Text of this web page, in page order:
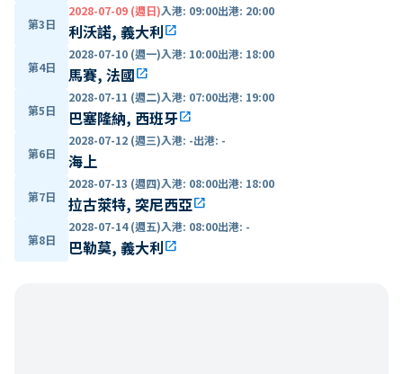
第3日
2028-07-09 (週日)入港: 09:00出港: 20:00
利沃諾, 義大利open_in_new
第4日
2028-07-10 (週一)入港: 10:00出港: 18:00
馬賽, 法國open_in_new
第5日
2028-07-11 (週二)入港: 07:00出港: 19:00
巴塞隆納, 西班牙open_in_new
第6日
2028-07-12 (週三)入港: -出港: -
海上
第7日
2028-07-13 (週四)入港: 08:00出港: 18:00
拉古萊特, 突尼西亞open_in_new
第8日
2028-07-14 (週五)入港: 08:00出港: -
巴勒莫, 義大利open_in_new